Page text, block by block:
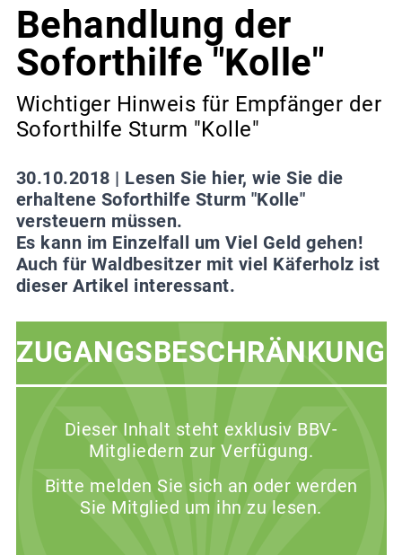
Behandlung der
Soforthilfe "Kolle"
Wichtiger Hinweis für Empfänger der
Soforthilfe Sturm "Kolle"
30.10.2018 | Lesen Sie hier, wie Sie die
erhaltene Soforthilfe Sturm "Kolle"
versteuern müssen.
Es kann im Einzelfall um Viel Geld gehen!
Auch für Waldbesitzer mit viel Käferholz ist
dieser Artikel interessant.
ZUGANGSBESCHRÄNKUNG
Dieser Inhalt steht exklusiv BBV-
Mitgliedern zur Verfügung.
Bitte melden Sie sich an oder werden
Sie Mitglied um ihn zu lesen.